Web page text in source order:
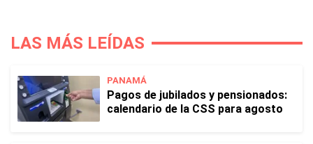
LAS MÁS LEÍDAS
PANAMÁ
Pagos de jubilados y pensionados:
calendario de la CSS para agosto